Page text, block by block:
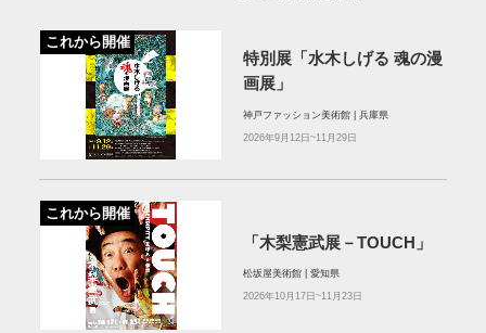
これから開催
特別展「水木しげる 魂の漫
画展」
神戸ファッション美術館 | 兵庫県
2026年9月12日~11月29日
これから開催
「木梨憲武展－TOUCH」
松坂屋美術館 | 愛知県
2026年10月17日~11月23日